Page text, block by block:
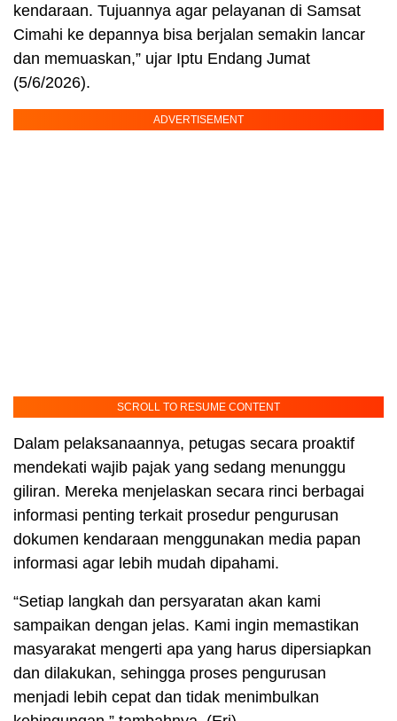
kendaraan. Tujuannya agar pelayanan di Samsat
Cimahi ke depannya bisa berjalan semakin lancar
dan memuaskan,” ujar Iptu Endang Jumat
(5/6/2026).
ADVERTISEMENT
SCROLL TO RESUME CONTENT
Dalam pelaksanaannya, petugas secara proaktif
mendekati wajib pajak yang sedang menunggu
giliran. Mereka menjelaskan secara rinci berbagai
informasi penting terkait prosedur pengurusan
dokumen kendaraan menggunakan media papan
informasi agar lebih mudah dipahami.
“Setiap langkah dan persyaratan akan kami
sampaikan dengan jelas. Kami ingin memastikan
masyarakat mengerti apa yang harus dipersiapkan
dan dilakukan, sehingga proses pengurusan
menjadi lebih cepat dan tidak menimbulkan